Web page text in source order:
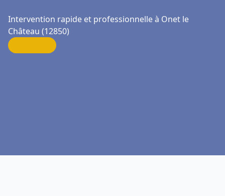
Intervention rapide et professionnelle à Onet le
Château (12850)